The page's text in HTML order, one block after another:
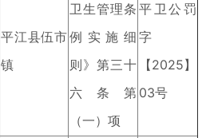
平江县伍市
镇
卫生管理条
例实施细
则》第三十
六条第
（一）项
平卫公罚
字
【2025】
03号